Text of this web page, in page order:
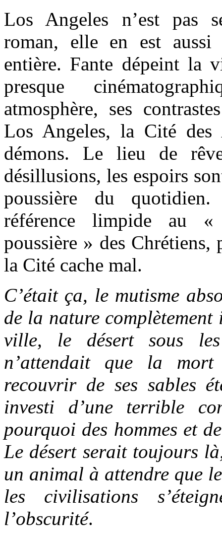
Los Angeles n’est pas
roman, elle en est aussi
entière. Fante dépeint la
presque
atmosphère, ses
Los Angeles, la Cité des
démons. Le lieu de
désillusions, les espoirs
poussière du
référence limpide au
poussière » des
la Cité cache mal.
C’était ça, le mutisme
de la nature
ville, le désert sous
n’attendait que la
recouvrir de ses sables
investi d’une terrible
pourquoi des hommes et
Le désert serait toujours
un animal à attendre que
les civilisations
l’obscurité.